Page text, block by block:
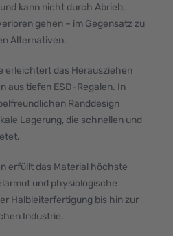
kann nicht durch Abrieb,
gehen – im Gegensatz zu
Alternativen.
erleichtert das Herausziehen
aus tiefen ESD-Regalen. In
Randdesign
Lagerung, die schnellen und
erfüllt das Material höchste
und physiologische
Halbleiterfertigung bis hin zur
Industrie.